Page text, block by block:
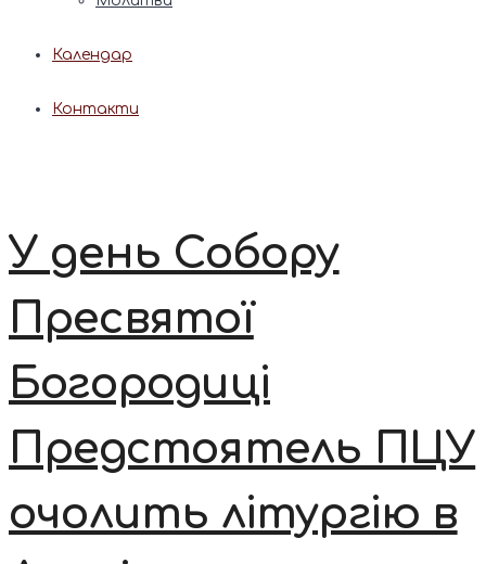
Календар
Контакти
У день Собору
Пресвятої
Богородиці
Предстоятель ПЦУ
очолить літургію в